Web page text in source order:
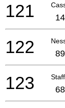
121
122
123